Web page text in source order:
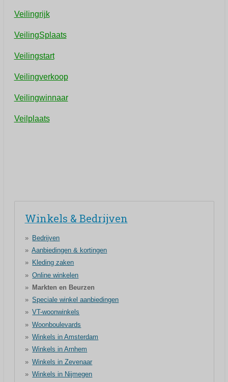
Veilingrijk
VeilingSplaats
Veilingstart
Veilingverkoop
Veilingwinnaar
Veilplaats
Winkels & Bedrijven
Bedrijven
Aanbiedingen & kortingen
Kleding zaken
Online winkelen
Markten en Beurzen
Speciale winkel aanbiedingen
VT-woonwinkels
Woonboulevards
Winkels in Amsterdam
Winkels in Arnhem
Winkels in Zevenaar
Winkels in Nijmegen